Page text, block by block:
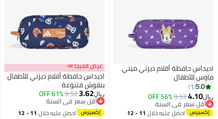
اديداس حافظة أقلام ديزني ميني
ماوس للأطفال
5.0
1
ريال4.10
9.52
56% OFF
أقل سعر في السنة
أقل سعر في السنة
احصل عليه خلال 11 - 12
عرض الميجا 📣
اديداس حافظة أقلام ديزني للأطفال
بنقوش متنوعة
ريال3.62
9.52
61% OFF
أقل سعر في السنة
أقل سعر في السنة
احصل عليه خلال 11 - 12